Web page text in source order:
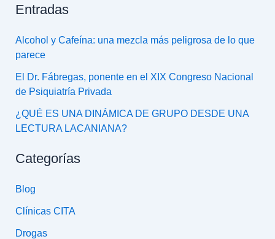
Entradas
Alcohol y Cafeína: una mezcla más peligrosa de lo que
parece
El Dr. Fábregas, ponente en el XIX Congreso Nacional
de Psiquiatría Privada
¿QUÉ ES UNA DINÁMICA DE GRUPO DESDE UNA
LECTURA LACANIANA?
Categorías
Blog
Clínicas CITA
Drogas